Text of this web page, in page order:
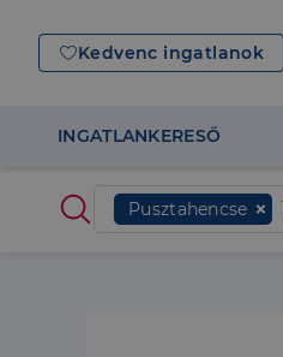
Kedvenc ingatlanok
INGATLANKERESŐ
Pusztahencse